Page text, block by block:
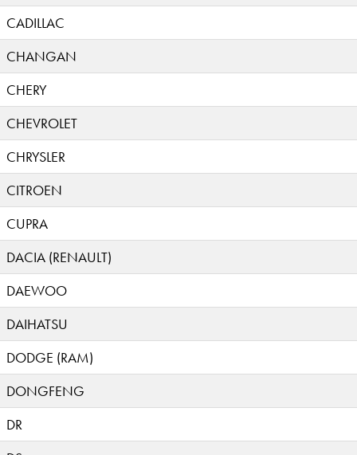
CADILLAC
CHANGAN
CHERY
CHEVROLET
CHRYSLER
CITROEN
CUPRA
DACIA (RENAULT)
DAEWOO
DAIHATSU
DODGE (RAM)
DONGFENG
DR